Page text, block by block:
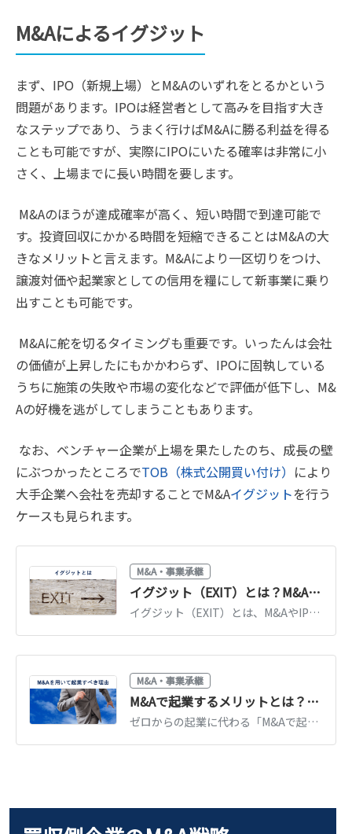
M&Aによるイグジット
まず、IPO（新規上場）とM&Aのいずれをとるかという
問題があります。IPOは経営者として高みを目指す大き
なステップであり、うまく行けばM&Aに勝る利益を得る
ことも可能ですが、実際にIPOにいたる確率は非常に小
さく、上場までに長い時間を要します。
M&Aのほうが達成確率が高く、短い時間で到達可能で
す。投資回収にかかる時間を短縮できることはM&Aの大
きなメリットと言えます。M&Aにより一区切りをつけ、
譲渡対価や起業家としての信用を糧にして新事業に乗り
出すことも可能です。
M&Aに舵を切るタイミングも重要です。いったんは会社
の価値が上昇したにもかかわらず、IPOに固執している
うちに施策の失敗や市場の変化などで評価が低下し、M&
Aの好機を逃がしてしまうこともあります。
なお、ベンチャー企業が上場を果たしたのち、成長の壁
にぶつかったところでTOB（株式公開買い付け） により
大手企業へ会社を売却することでM&Aイグジットを行う
ケースも見られます。
M&A・事業承継
イグジット（EXIT）とは？M&A・IPOの違いと手法の選び方【事例つき】
イグジット（EXIT）とは、M&AやIPOで投資を回収する出口戦略です。M&AとIPOの違い、手法の選び方、国内の動向と事例をわかりやすく解説します。
M&A・事業承継
M&Aで起業するメリットとは？個人が会社を買って始める方法を解説
ゼロからの起業に代わる「M&Aで起業」の方法を解説。既存事業を買うメリット・デメリット、案件の探し方、資金調達、失敗しないための注意点を紹介します。